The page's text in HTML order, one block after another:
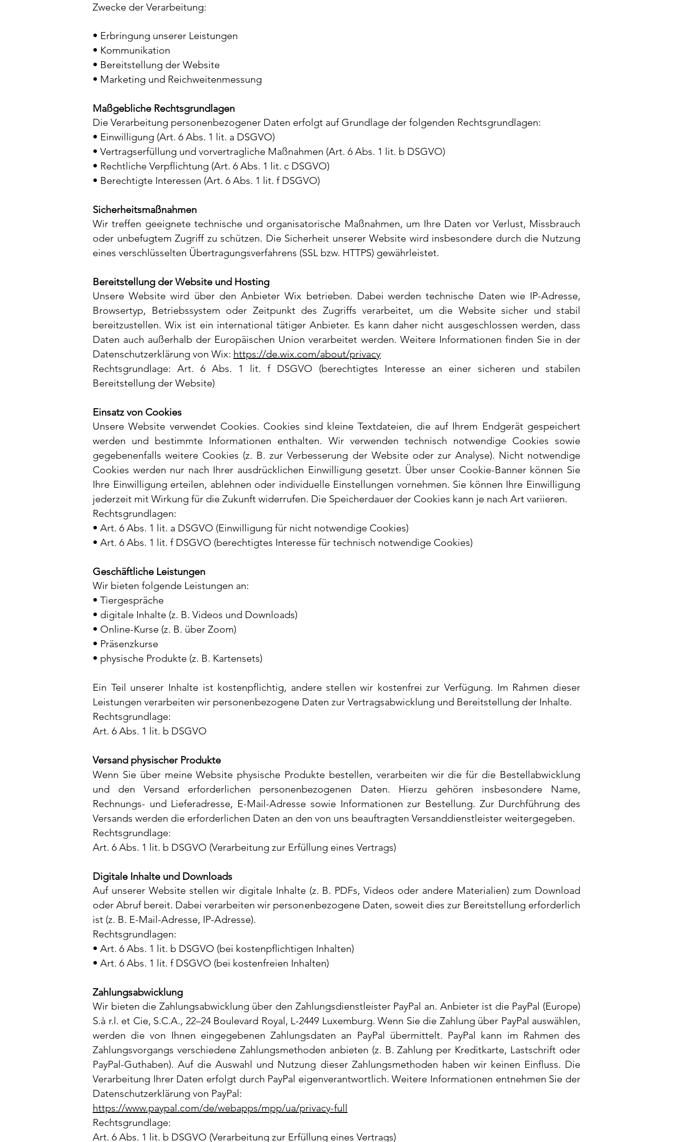
Zwecke der Verarbeitung:
• Erbringung unserer Leistungen
• Kommunikation
• Bereitstellung der Website
• Marketing und Reichweitenmessung
Maßgebliche Rechtsgrundlagen
Die Verarbeitung personenbezogener Daten erfolgt auf Grundlage der folgenden Rechtsgrundlagen:
• Einwilligung (Art. 6 Abs. 1 lit. a DSGVO)
• Vertragserfüllung und vorvertragliche Maßnahmen (Art. 6 Abs. 1 lit. b DSGVO)
• Rechtliche Verpflichtung (Art. 6 Abs. 1 lit. c DSGVO)
• Berechtigte Interessen (Art. 6 Abs. 1 lit. f DSGVO)
Sicherheitsmaßnahmen
Wir treffen geeignete technische und organisatorische Maßnahmen, um Ihre Daten vor Verlust, Missbrauch
oder unbefugtem Zugriff zu schützen. Die Sicherheit unserer Website wird insbesondere durch die Nutzung
eines verschlüsselten Übertragungsverfahrens (SSL bzw. HTTPS) gewährleistet.
Bereitstellung der Website und Hosting
Unsere Website wird über den Anbieter Wix betrieben. Dabei werden technische Daten wie IP-Adresse,
Browsertyp, Betriebssystem oder Zeitpunkt des Zugriffs verarbeitet, um die Website sicher und stabil
bereitzustellen.Wix ist ein international tätiger Anbieter. Es kann daher nicht ausgeschlossen werden, dass
Daten auch außerhalb der Europäischen Union verarbeitet werden. Weitere Informationen finden Sie in der
Datenschutzerklärung von Wix: https://de.wix.com/about/privacy
Rechtsgrundlage: Art. 6 Abs. 1 lit. f DSGVO (berechtigtes Interesse an einer sicheren und stabilen
Bereitstellung der Website)
Einsatz von Cookies
Unsere Website verwendet Cookies. Cookies sind kleine Textdateien, die auf Ihrem Endgerät gespeichert
werden und bestimmte Informationen enthalten. Wir verwenden technisch notwendige Cookies sowie
gegebenenfalls weitere Cookies (z. B. zur Verbesserung der Website oder zur Analyse). Nicht notwendige
Cookies werden nur nach Ihrer ausdrücklichen Einwilligung gesetzt. Über unser Cookie-Banner können Sie
Ihre Einwilligung erteilen, ablehnen oder individuelle Einstellungen vornehmen. Sie können Ihre Einwilligung
jederzeit mit Wirkung für die Zukunft widerrufen. Die Speicherdauer der Cookies kann je nach Art variieren.
Rechtsgrundlagen:
• Art. 6 Abs. 1 lit. a DSGVO (Einwilligung für nicht notwendige Cookies)
• Art. 6 Abs. 1 lit. f DSGVO (berechtigtes Interesse für technisch notwendige Cookies)
Geschäftliche Leistungen
Wir bieten folgende Leistungen an:
• Tiergespräche
• digitale Inhalte (z. B. Videos und Downloads)
• Online-Kurse (z. B. über Zoom)
• Präsenzkurse
• physische Produkte (z. B. Kartensets)
Ein Teil unserer Inhalte ist kostenpflichtig, andere stellen wir kostenfrei zur Verfügung. Im Rahmen dieser
Leistungen verarbeiten wir personenbezogene Daten zur Vertragsabwicklung und Bereitstellung der Inhalte.
Rechtsgrundlage:
Art. 6 Abs. 1 lit. b DSGVO
Versand physischer Produkte
Wenn Sie über meine Website physische Produkte bestellen, verarbeiten wir die für die Bestellabwicklung
und den Versand erforderlichen personenbezogenen Daten. Hierzu gehören insbesondere Name,
Rechnungs- und Lieferadresse, E-Mail-Adresse sowie Informationen zur Bestellung. Zur Durchführung des
Versands werden die erforderlichen Daten an den von uns beauftragten Versanddienstleister weitergegeben.
Rechtsgrundlage:
Art. 6 Abs. 1 lit. b DSGVO (Verarbeitung zur Erfüllung eines Vertrags)
Digitale Inhalte und Downloads
Auf unserer Website stellen wir digitale Inhalte (z. B. PDFs, Videos oder andere Materialien) zum Download
oder Abruf bereit. Dabei verarbeiten wir personenbezogene Daten, soweit dies zur Bereitstellung erforderlich
ist (z. B. E-Mail-Adresse, IP-Adresse).
Rechtsgrundlagen:
• Art. 6 Abs. 1 lit. b DSGVO (bei kostenpflichtigen Inhalten)
• Art. 6 Abs. 1 lit. f DSGVO (bei kostenfreien Inhalten)
Zahlungsabwicklung
Wir bieten die Zahlungsabwicklung über den Zahlungsdienstleister PayPal an. Anbieter ist die PayPal (Europe)
S.à r.l. et Cie, S.C.A., 22–24 Boulevard Royal, L-2449 Luxemburg. Wenn Sie die Zahlung über PayPal auswählen,
werden die von Ihnen eingegebenen Zahlungsdaten an PayPal übermittelt. PayPal kann im Rahmen des
Zahlungsvorgangs verschiedene Zahlungsmethoden anbieten (z. B. Zahlung per Kreditkarte, Lastschrift oder
PayPal-Guthaben). Auf die Auswahl und Nutzung dieser Zahlungsmethoden haben wir keinen Einfluss. Die
Verarbeitung Ihrer Daten erfolgt durch PayPal eigenverantwortlich. Weitere Informationen entnehmen Sie der
Datenschutzerklärung von PayPal:
https://www.paypal.com/de/webapps/mpp/ua/privacy-full
Rechtsgrundlage:
Art. 6 Abs. 1 lit. b DSGVO (Verarbeitung zur Erfüllung eines Vertrags)